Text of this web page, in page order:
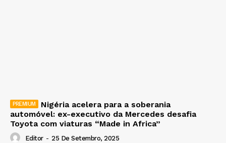
Nigéria acelera para a soberania
automóvel: ex-executivo da Mercedes desafia
Toyota com viaturas “Made in Africa”
Editor - 25 De Setembro, 2025